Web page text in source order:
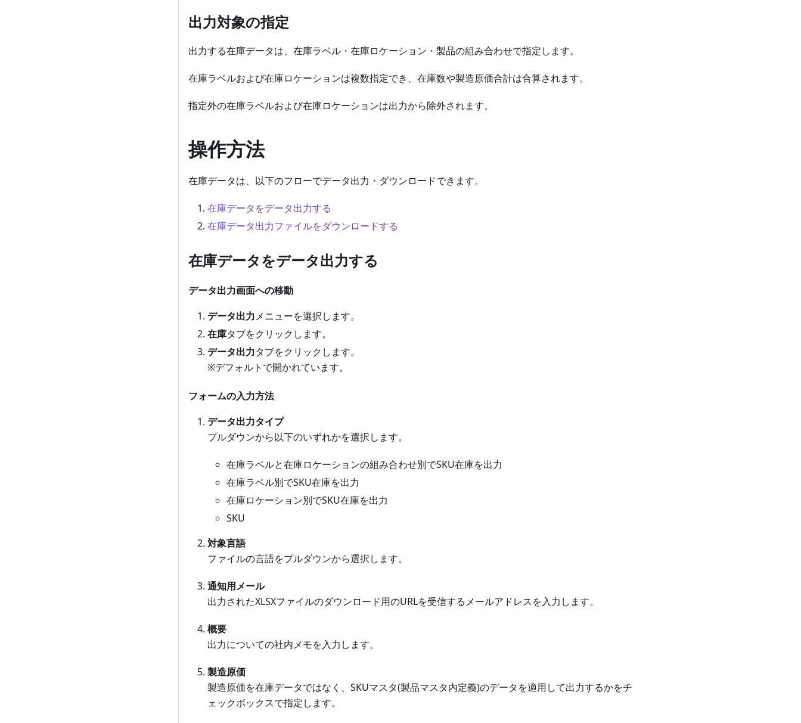
出力対象の指定
出力する在庫データは、在庫ラベル・在庫ロケーション・製品の組み合わせで指定します。
在庫ラベルおよび在庫ロケーションは複数指定でき、在庫数や製造原価合計は合算されます。
指定外の在庫ラベルおよび在庫ロケーションは出力から除外されます。
操作方法
在庫データは、以下のフローでデータ出力・ダウンロードできます。
在庫データをデータ出力する
在庫データ出力ファイルをダウンロードする
在庫データをデータ出力する
データ出力画面への移動
データ出力メニューを選択します。
在庫タブをクリックします。
データ出力タブをクリックします。
※デフォルトで開かれています。
フォームの入力方法
データ出力タイプ
プルダウンから以下のいずれかを選択します。
在庫ラベルと在庫ロケーションの組み合わせ別でSKU在庫を出力
在庫ラベル別でSKU在庫を出力
在庫ロケーション別でSKU在庫を出力
SKU
対象言語
ファイルの言語をプルダウンから選択します。
通知用メール
出力されたXLSXファイルのダウンロード用のURLを受信するメールアドレスを入力します。
概要
出力についての社内メモを入力します。
製造原価
製造原価を在庫データではなく、SKUマスタ(製品マスタ内定義)のデータを適用して出力するかをチ
ェックボックスで指定します。